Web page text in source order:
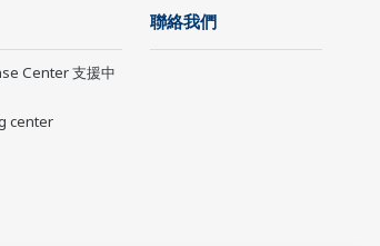
Center 支援中
center
聯絡我們